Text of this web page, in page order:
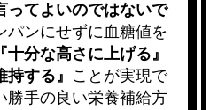
ってよいのではないで
パンにせずに血糖値を
十分な高さに上げる』
持する』
ことが実現で
勝手の良い栄養補給方